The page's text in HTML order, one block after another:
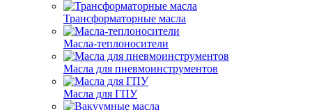
Трансформаторные масла
Масла-теплоносители
Масла для пневмоинструментов
Масла для ГПУ